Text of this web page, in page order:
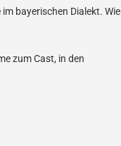
bayerischen Dialekt. Wie
zum Cast, in den